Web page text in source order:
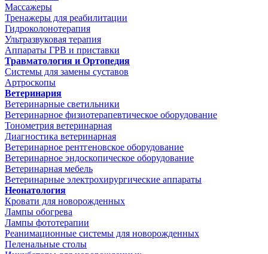
Массажеры
Тренажеры для реабилитации
Гидроколонотерапия
Ультразвуковая терапия
Аппараты ГРВ и приставки
Травматология и Ортопедия
Системы для замены суставов
Артроскопы
Ветеринария
Ветеринарные светильники
Ветеринарное физиотерапевтическое оборудование
Тонометрия ветеринарная
Диагностика ветеринарная
Ветеринарное рентгеновское оборудование
Ветеринарное эндоскопическое оборудование
Ветеринарная мебель
Ветеринарные электрохирургические аппараты
Неонатология
Кровати для новорожденных
Лампы обогрева
Лампы фототерапии
Реанимационные системы для новорожденных
Пеленальные столы